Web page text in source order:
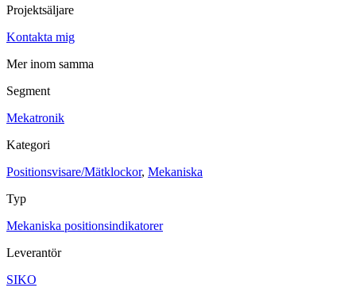
LjusridåerLjustorn
Varningsljud
Varningsljus
Övrigt
KablageESD / Antistatutrustning
Projektsäljare
Kontakta mig
Mer inom samma
Segment
Mekatronik
Kategori
Positionsvisare/Mätklockor, Mekaniska
Typ
Mekaniska positionsindikatorer
Leverantör
SIKO